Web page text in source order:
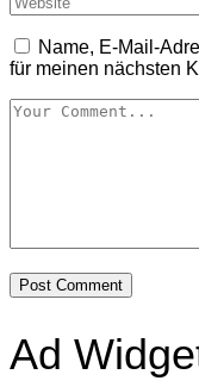
Name, E-Mail-
für meinen nächsten
Ad